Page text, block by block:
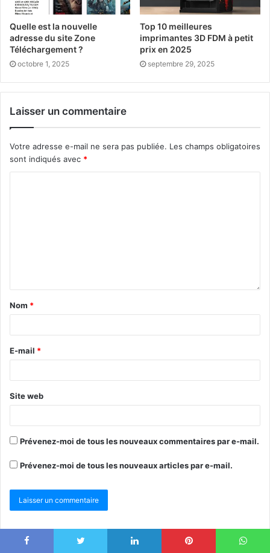
Quelle est la nouvelle
adresse du site Zone
Téléchargement ?
octobre 1, 2025
Top 10 meilleures
imprimantes 3D FDM à petit
prix en 2025
septembre 29, 2025
Laisser un commentaire
Votre adresse e-mail ne sera pas publiée. Les champs obligatoires
sont indiqués avec *
Nom *
E-mail *
Site web
Prévenez-moi de tous les nouveaux commentaires par e-mail.
Prévenez-moi de tous les nouveaux articles par e-mail.
Ce site utilise Akismet pour réduire les indésirables.
En savoir plus sur